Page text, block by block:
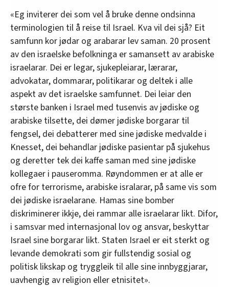
«Eg inviterer dei som vel å bruke denne ondsinna
terminologien til å reise til Israel. Kva vil dei sjå? Eit
samfunn kor jødar og arabarar lev saman. 20 prosent
av den israelske befolkninga er samansett av arabiske
israelarar. Dei er legar, sjukepleiarar, lærarar,
advokatar, dommarar, politikarar og deltek i alle
aspekt av det israelske samfunnet. Dei leiar den
største banken i Israel med tusenvis av jødiske og
arabiske tilsette, dei dømer jødiske borgarar til
fengsel, dei debatterer med sine jødiske medvalde i
Knesset, dei behandlar jødiske pasientar på sjukehus
og deretter tek dei kaffe saman med sine jødiske
kollegaer i pauseromma. Røyndommen er at alle er
ofre for terrorisme, arabiske isralarar, på same vis som
dei jødiske israelarane. Hamas sine bomber
diskriminerer ikkje, dei rammar alle israelarar likt. Difor,
i samsvar med internasjonal lov og ansvar, beskyttar
Israel sine borgarar likt. Staten Israel er eit sterkt og
levande demokrati som gir fullstendig sosial og
politisk likskap og tryggleik til alle sine innbyggjarar,
uavhengig av religion eller etnisitet».